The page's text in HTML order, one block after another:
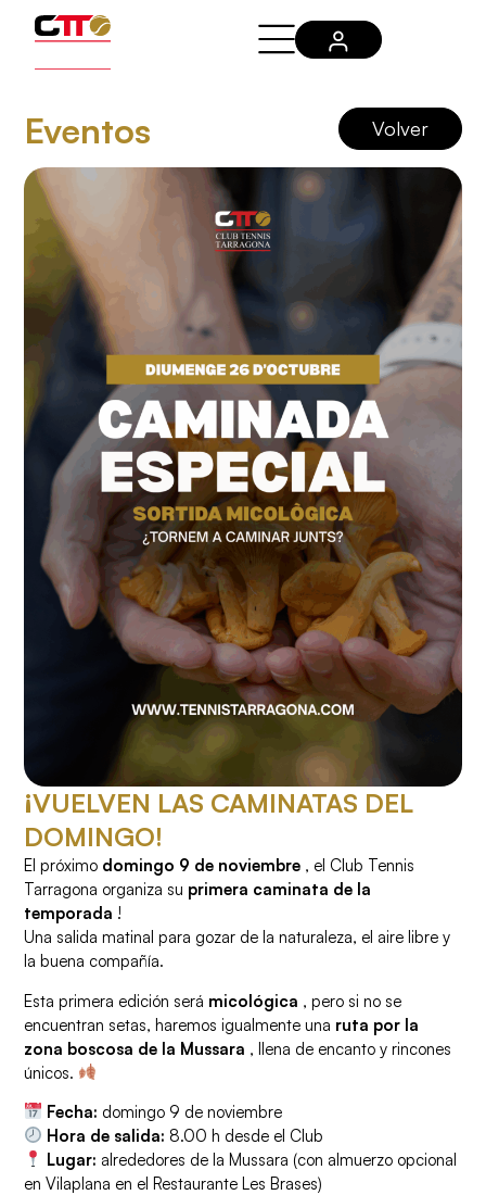
Eventos Volver
¡VUELVEN LAS CAMINATAS DEL
DOMINGO!
El próximo domingo 9 de noviembre , el Club Tennis
Tarragona organiza su primera caminata de la
temporada !
Una salida matinal para gozar de la naturaleza, el aire libre y
la buena compañía.
Esta primera edición será micológica , pero si no se
encuentran setas, haremos igualmente una ruta por la
zona boscosa de la Mussara , llena de encanto y rincones
únicos.
Fecha: domingo 9 de noviembre
Hora de salida: 8.00 h desde el Club
Lugar: alrededores de la Mussara (con almuerzo opcional
en Vilaplana en el Restaurante Les Brases)